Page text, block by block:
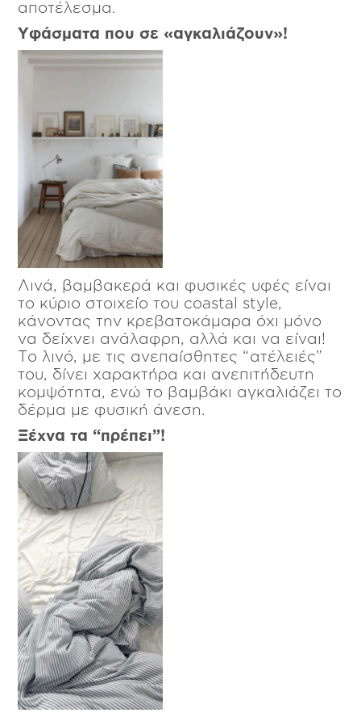
αποτέλεσμα.
Υφάσματα που σε «αγκαλιάζουν»!
Λινά, βαμβακερά και φυσικές υφές είναι
το κύριο στοιχείο του coastal style,
κάνοντας την κρεβατοκάμαρα όχι μόνο
να δείχνει ανάλαφρη, αλλά και να είναι!
Το λινό, με τις ανεπαίσθητες “ατέλειές”
του, δίνει χαρακτήρα και ανεπιτήδευτη
κομψότητα, ενώ το βαμβάκι αγκαλιάζει το
δέρμα με φυσική άνεση.
Ξέχνα τα “πρέπει”!